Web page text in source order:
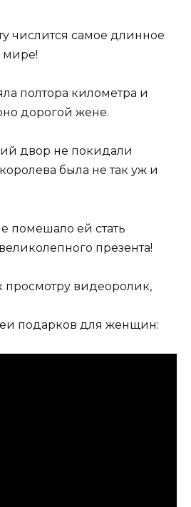
числится самое длинное
мире!
полтора километра и
дорогой жене.
двор не покидали
была не так уж и
помешало ей стать
презента!
видеоролик,
подарков для женщин: